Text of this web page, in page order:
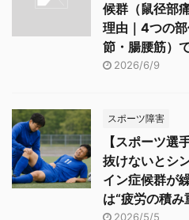
候群（鼠径部
理由｜4つの
節・腸腰筋）
2026/6/9
スポーツ障害
【スポーツ選
抜けないとシ
イン症候群が
は“疲労の積み
2026/5/5